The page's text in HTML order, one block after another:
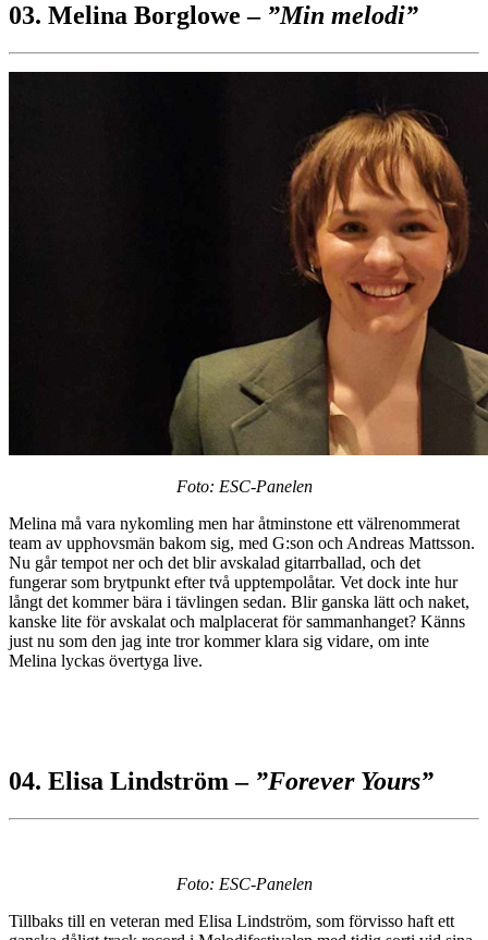
03. Melina Borglowe – ”Min melodi”
Foto: ESC-Panelen
Melina må vara nykomling men har åtminstone ett välrenommerat
team av upphovsmän bakom sig, med G:son och Andreas Mattsson.
Nu går tempot ner och det blir avskalad gitarrballad, och det
fungerar som brytpunkt efter två upptempolåtar. Vet dock inte hur
långt det kommer bära i tävlingen sedan. Blir ganska lätt och naket,
kanske lite för avskalat och malplacerat för sammanhanget? Känns
just nu som den jag inte tror kommer klara sig vidare, om inte
Melina lyckas övertyga live.
04. Elisa Lindström – ”Forever Yours”
Foto: ESC-Panelen
Tillbaks till en veteran med Elisa Lindström, som förvisso haft ett